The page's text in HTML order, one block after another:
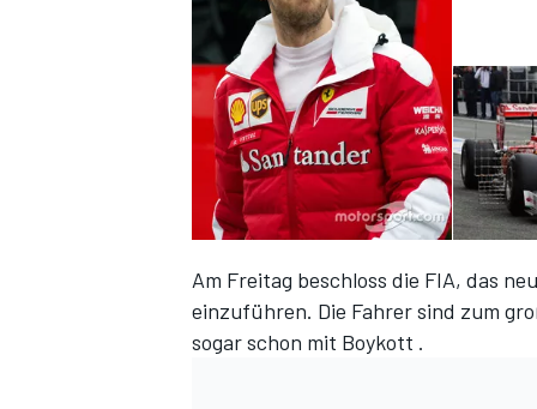
Am Freitag beschloss die FIA, das
einzuführen. Die Fahrer sind zum
sogar schon mit Boykott .